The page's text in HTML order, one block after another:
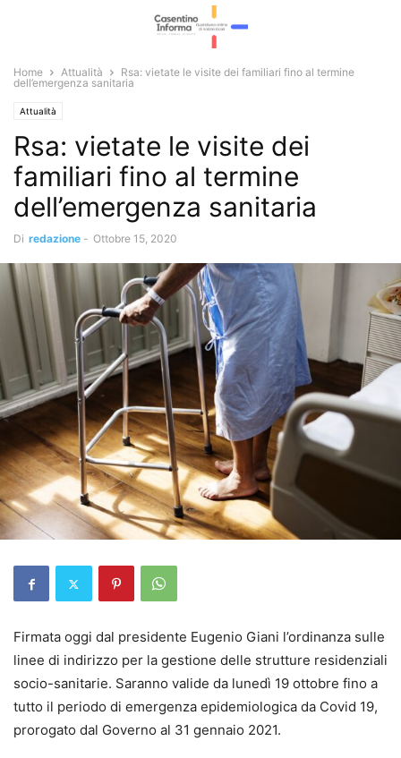
Home Attualità
Rsa: vietate le visite dei familiari fino al termine
dell’emergenza sanitaria
Attualità
Rsa: vietate le visite dei
familiari fino al termine
dell’emergenza sanitaria
Di redazione - Ottobre 15, 2020
Firmata oggi dal presidente Eugenio Giani l’ordinanza sulle
linee di indirizzo per la gestione delle strutture residenziali
socio-sanitarie. Saranno valide da lunedì 19 ottobre fino a
tutto il periodo di emergenza epidemiologica da Covid 19,
prorogato dal Governo al 31 gennaio 2021.